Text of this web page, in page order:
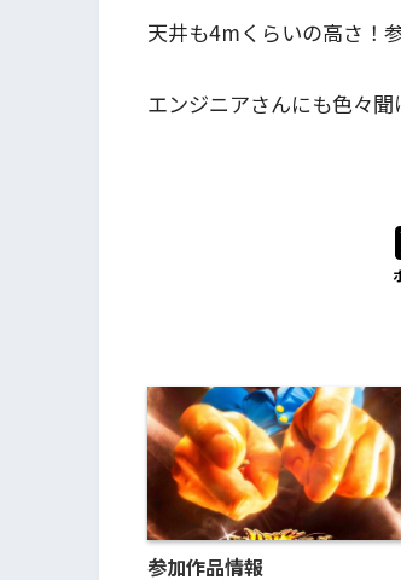
天井も4mくらいの高さ！
エンジニアさんにも色々
参加作品情報